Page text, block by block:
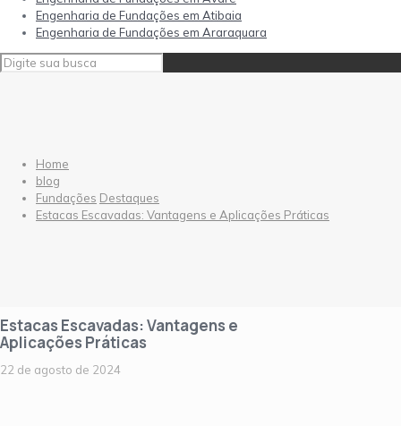
Engenharia de Fundações em Atibaia
Engenharia de Fundações em Araraquara
Home
blog
Fundações Destaques
Estacas Escavadas: Vantagens e Aplicações Práticas
Estacas Escavadas: Vantagens e
Aplicações Práticas
22 de agosto de 2024